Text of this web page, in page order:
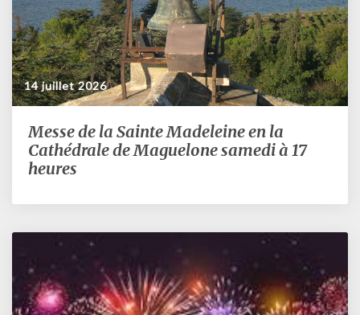
14 juillet 2026
Messe
de
la
Madeleine
la
Cathédrale
de
Maguelone
samedi
Messe de la Sainte Madeleine en la
Cathédrale de Maguelone samedi à 17
heures